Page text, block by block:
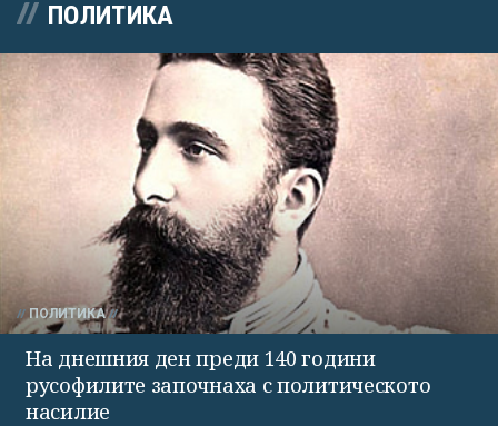
ПОЛИТИКА
ПОЛИТИКА
На днешния ден преди 140 години
русофилите започнаха с политическото
насилие